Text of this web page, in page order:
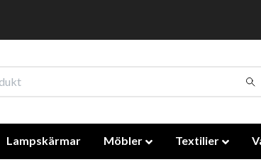
Lampskärmar Möbler Textilier